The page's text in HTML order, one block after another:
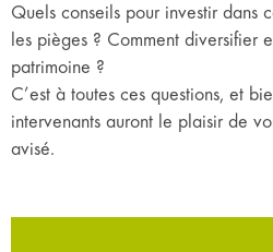
Quels conseils pour investir dans
les pièges ? Comment diversifier
patrimoine ?
C’est à toutes ces questions, et
intervenants auront le plaisir de
avisé.